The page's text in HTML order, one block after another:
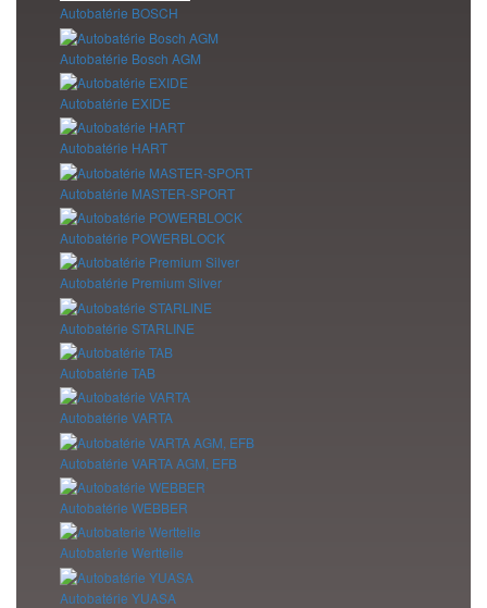
Autobatérie BOSCH
Autobatérie Bosch AGM
Autobatérie EXIDE
Autobatérie HART
Autobatérie MASTER-SPORT
Autobatérie POWERBLOCK
Autobatérie Premium Silver
Autobatérie STARLINE
Autobatérie TAB
Autobatérie VARTA
Autobatérie VARTA AGM, EFB
Autobatérie WEBBER
Autobaterie Wertteile
Autobatérie YUASA